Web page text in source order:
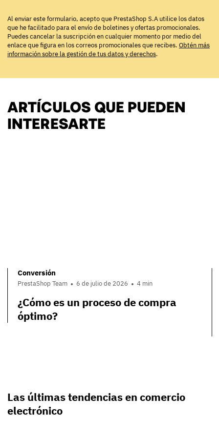
Al enviar este formulario, acepto que PrestaShop S.A utilice los datos
que he facilitado para el envío de boletines y ofertas promocionales.
Puedes cancelar la suscripción en cualquier momento por medio del
enlace que figura en los correos promocionales que recibes. Obtén más
información sobre la gestión de tus datos y derechos.
ARTÍCULOS QUE PUEDEN
INTERESARTE
Conversión
PrestaShop Team 6 de julio de 2026 4 min
¿Cómo es un proceso de compra
óptimo?
Las últimas tendencias en comercio
electrónico